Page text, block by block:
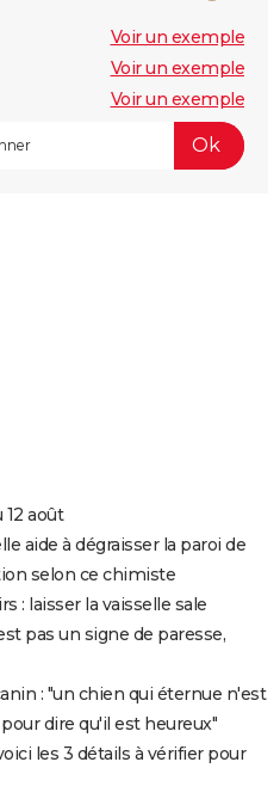
Voir un exemple
Voir un exemple
Voir un exemple
août
aide à dégraisser la paroi de
selon ce chimiste
: laisser la vaisselle sale
pas un signe de paresse,
: "un chien qui éternue n'est
dire qu'il est heureux"
les 3 détails à vérifier pour